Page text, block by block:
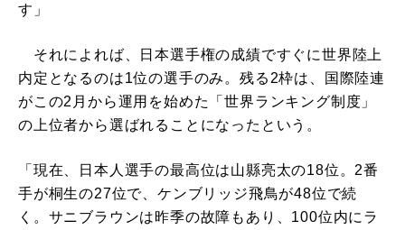
す」
それによれば、日本選手権の成績ですぐに世界陸上
内定となるのは1位の選手のみ。残る2枠は、国際陸連
がこの2月から運用を始めた「世界ランキング制度」
の上位者から選ばれることになったという。
「現在、日本人選手の最高位は山縣亮太の18位。2番
手が桐生の27位で、ケンブリッジ飛鳥が48位で続
く。サニブラウンは昨季の故障もあり、100位内にラ